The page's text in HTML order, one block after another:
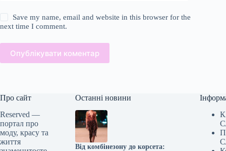
Save my name, email and website in this browser for the
next time I comment.
Опублікувати коментар
Про сайт
Reserved —
портал про
моду, красу та
життя
Останні новини
Від комбінезону до корсета: